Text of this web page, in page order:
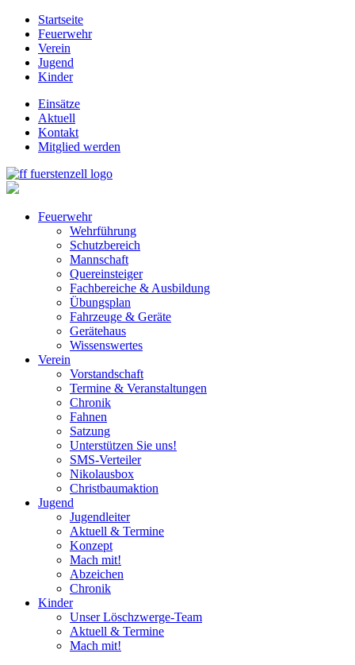
Startseite
Feuerwehr
Verein
Jugend
Kinder
Einsätze
Aktuell
Kontakt
Mitglied werden
Feuerwehr
Wehrführung
Schutzbereich
Mannschaft
Quereinsteiger
Fachbereiche & Ausbildung
Übungsplan
Fahrzeuge & Geräte
Gerätehaus
Wissenswertes
Verein
Vorstandschaft
Termine & Veranstaltungen
Chronik
Fahnen
Satzung
Unterstützen Sie uns!
SMS-Verteiler
Nikolausbox
Christbaumaktion
Jugend
Jugendleiter
Aktuell & Termine
Konzept
Mach mit!
Abzeichen
Chronik
Kinder
Unser Löschzwerge-Team
Aktuell & Termine
Mach mit!